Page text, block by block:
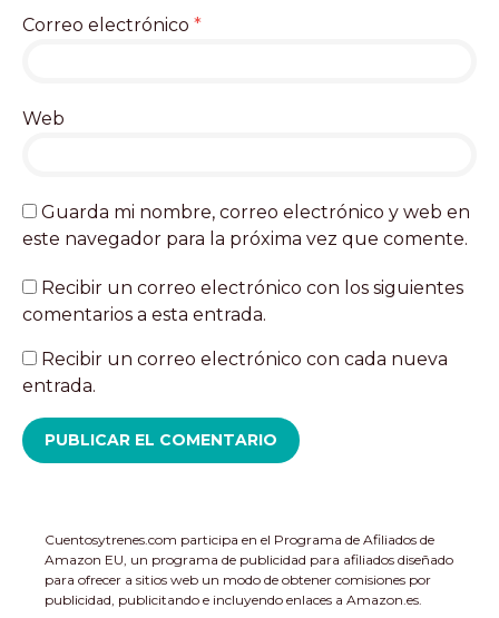
Correo electrónico *
Web
Guarda mi nombre, correo electrónico y web en
este navegador para la próxima vez que comente.
Recibir un correo electrónico con los siguientes
comentarios a esta entrada.
Recibir un correo electrónico con cada nueva
entrada.
Cuentosytrenes.com participa en el Programa de Afiliados de
Amazon EU, un programa de publicidad para afiliados diseñado
para ofrecer a sitios web un modo de obtener comisiones por
publicidad, publicitando e incluyendo enlaces a Amazon.es.